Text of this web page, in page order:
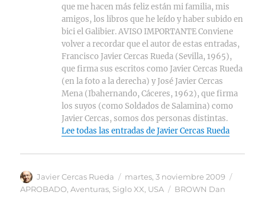
que me hacen más feliz están mi familia, mis
amigos, los libros que he leído y haber subido en
bici el Galibier. AVISO IMPORTANTE Conviene
volver a recordar que el autor de estas entradas,
Francisco Javier Cercas Rueda (Sevilla, 1965),
que firma sus escritos como Javier Cercas Rueda
(en la foto a la derecha) y José Javier Cercas
Mena (Ibahernando, Cáceres, 1962), que firma
los suyos (como Soldados de Salamina) como
Javier Cercas, somos dos personas distintas.
Lee todas las entradas de Javier Cercas Rueda
Autor
Javier Cercas Rueda
Publicado
el
martes, 3 noviembre 2009
APROBADO ,Aventuras Siglo XX USA Etiquetas
BROWN Dan